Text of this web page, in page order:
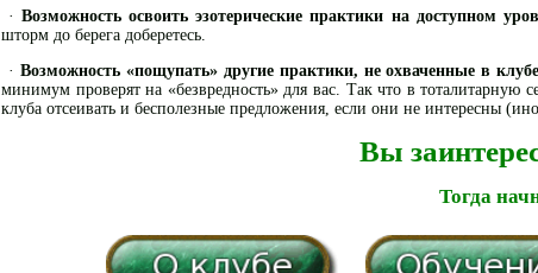
·Возможность освоить эзотерические практики на доступном
шторм до берега доберетесь.
· Возможность «пощупать» другие практики, не охваченные в клубе
минимум проверят на «безвредность» для вас. Так что в
клуба отсеивать и бесполезные предложения, если они не интересны
Вы
Тогда